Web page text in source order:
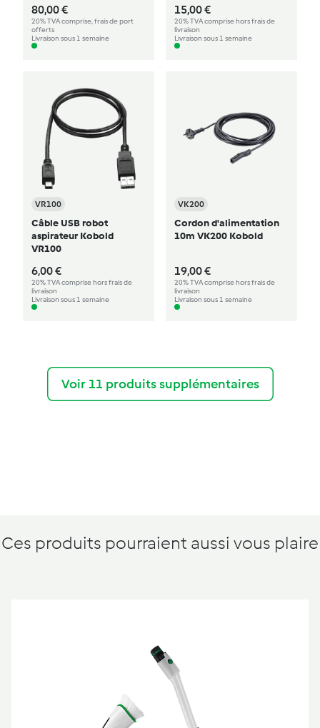
80,00 €
20% TVA comprise, frais de port
offerts
Livraison sous 1 semaine
15,00 €
20% TVA comprise hors frais de
livraison
Livraison sous 1 semaine
VR100
Câble USB robot
aspirateur Kobold
VR100
6,00 €
20% TVA comprise hors frais de
livraison
Livraison sous 1 semaine
VK200
Cordon d'alimentation
10m VK200 Kobold
19,00 €
20% TVA comprise hors frais de
livraison
Livraison sous 1 semaine
Voir 11 produits supplémentaires
Ces produits pourraient aussi vous plaire